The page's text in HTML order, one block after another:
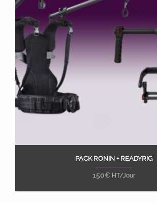
Ajouter au panier
PACK RONIN + READYRIG
150€ HT/Jour